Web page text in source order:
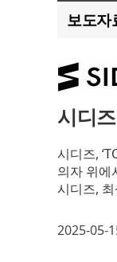
보도자
시디
시디즈,
의자 위에
시디즈,
2025-05-